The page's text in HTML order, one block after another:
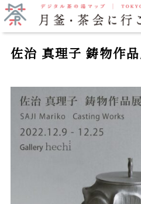
佐治 真理子 鋳物作品